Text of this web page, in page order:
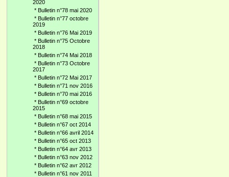
2020
* Bulletin n°78 mai 2020
* Bulletin n°77 octobre
2019
* Bulletin n°76 Mai 2019
* Bulletin n°75 Octobre
2018
* Bulletin n°74 Mai 2018
* Bulletin n°73 Octobre
2017
* Bulletin n°72 Mai 2017
* Bulletin n°71 nov 2016
* Bulletin n°70 mai 2016
* Bulletin n°69 octobre
2015
* Bulletin n°68 mai 2015
* Bulletin n°67 oct 2014
* Bulletin n°66 avril 2014
* Bulletin n°65 oct 2013
* Bulletin n°64 avr 2013
* Bulletin n°63 nov 2012
* Bulletin n°62 avr 2012
* Bulletin n°61 nov 2011